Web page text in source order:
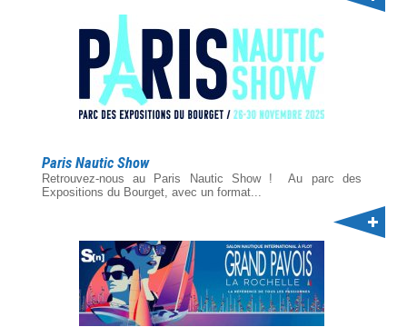
Paris Nautic Show
Retrouvez-nous au Paris Nautic Show ! Au parc des
Expositions du Bourget, avec un format...